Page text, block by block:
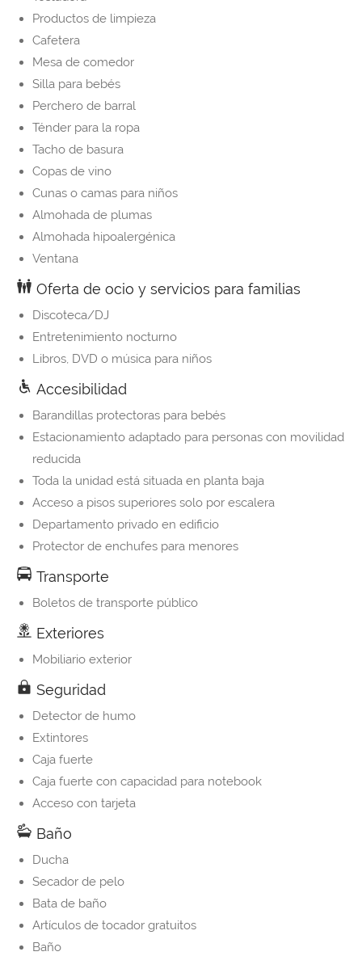
Productos de limpieza
Cafetera
Mesa de comedor
Silla para bebés
Perchero de barral
Ténder para la ropa
Tacho de basura
Copas de vino
Cunas o camas para niños
Almohada de plumas
Almohada hipoalergénica
Ventana
Oferta de ocio y servicios para familias
Discoteca/DJ
Entretenimiento nocturno
Libros, DVD o música para niños
Accesibilidad
Barandillas protectoras para bebés
Estacionamiento adaptado para personas con movilidad
reducida
Toda la unidad está situada en planta baja
Acceso a pisos superiores solo por escalera
Departamento privado en edificio
Protector de enchufes para menores
Transporte
Boletos de transporte público
Exteriores
Mobiliario exterior
Seguridad
Detector de humo
Extintores
Caja fuerte
Caja fuerte con capacidad para notebook
Acceso con tarjeta
Baño
Ducha
Secador de pelo
Bata de baño
Artículos de tocador gratuitos
Baño